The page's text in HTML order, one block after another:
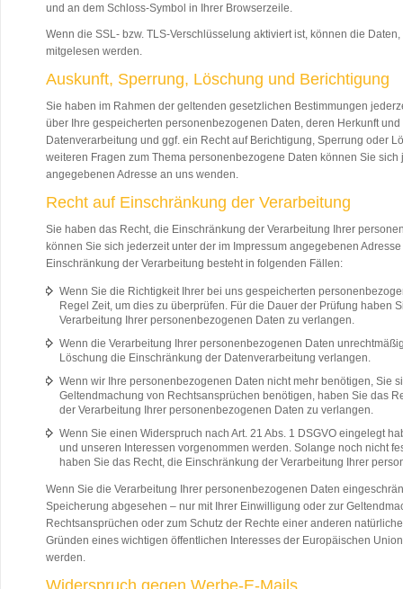
und an dem Schloss-Symbol in Ihrer Browserzeile.
Wenn die SSL- bzw. TLS-Verschlüsselung aktiviert ist, können die
mitgelesen werden.
Auskunft, Sperrung, Löschung und Berichtigung
Sie haben im Rahmen der geltenden gesetzlichen Bestimmungen
über Ihre gespeicherten personenbezogenen Daten, deren Herkunft
Datenverarbeitung und ggf. ein Recht auf Berichtigung, Sperrung oder
weiteren Fragen zum Thema personenbezogene Daten können Sie
angegebenen Adresse an uns wenden.
Recht auf Einschränkung der Verarbeitung
Sie haben das Recht, die Einschränkung der Verarbeitung Ihrer
können Sie sich jederzeit unter der im Impressum angegebenen
Einschränkung der Verarbeitung besteht in folgenden Fällen:
Wenn Sie die Richtigkeit Ihrer bei uns gespeicherten
Regel Zeit, um dies zu überprüfen. Für die Dauer der Prüfung haben
Verarbeitung Ihrer personenbezogenen Daten zu verlangen.
Wenn die Verarbeitung Ihrer personenbezogenen Daten
Löschung die Einschränkung der Datenverarbeitung verlangen.
Wenn wir Ihre personenbezogenen Daten nicht mehr benötigen, Sie
Geltendmachung von Rechtsansprüchen benötigen, haben Sie das
der Verarbeitung Ihrer personenbezogenen Daten zu verlangen.
Wenn Sie einen Widerspruch nach Art. 21 Abs. 1 DSGVO eingelegt
und unseren Interessen vorgenommen werden. Solange noch nicht
haben Sie das Recht, die Einschränkung der Verarbeitung Ihrer
Wenn Sie die Verarbeitung Ihrer personenbezogenen Daten
Speicherung abgesehen – nur mit Ihrer Einwilligung oder zur
Rechtsansprüchen oder zum Schutz der Rechte einer anderen
Gründen eines wichtigen öffentlichen Interesses der Europäischen
werden.
Widerspruch gegen Werbe-E-Mails